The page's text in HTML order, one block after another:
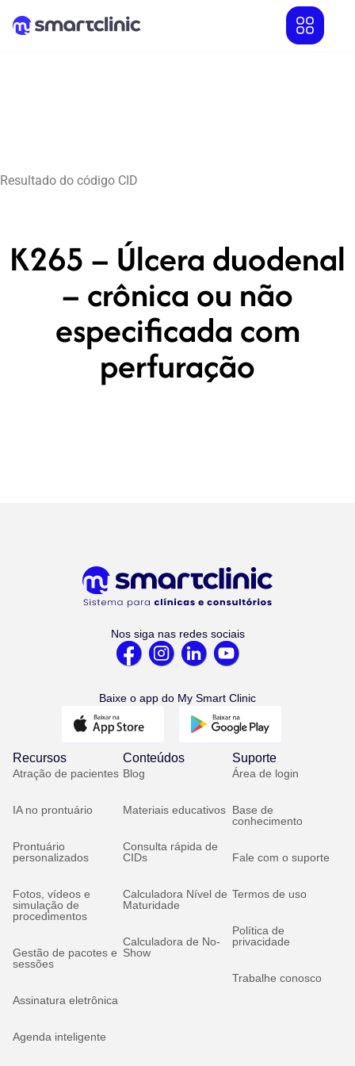
Resultado do código CID
K265 – Úlcera duodenal
– crônica ou não
especificada com
perfuração
Nos siga nas redes sociais
Baixe o app do My Smart Clinic
Recursos
Atração de pacientes
IA no prontuário
Prontuário
personalizados
Fotos, vídeos e
simulação de
procedimentos
Gestão de pacotes e
sessões
Assinatura eletrônica
Agenda inteligente
Conteúdos
Blog
Materiais educativos
Consulta rápida de
CIDs
Calculadora Nível de
Maturidade
Calculadora de No-
Show
Suporte
Área de login
Base de
conhecimento
Fale com o suporte
Termos de uso
Política de
privacidade
Trabalhe conosco